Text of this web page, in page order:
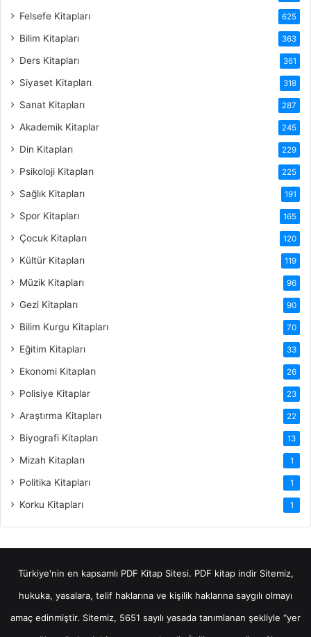
Felsefe Kitapları 625
Bilim Kitapları 363
Ders Kitapları 361
Siyaset Kitapları 318
Sanat Kitapları 287
Akademik Kitaplar 245
Din Kitapları 229
Psikoloji Kitapları 225
Sağlık Kitapları 191
Spor Kitapları 165
Çocuk Kitapları 120
Kültür Kitapları 119
Müzik Kitapları 96
Gezi Kitapları 90
Bilim Kurgu Kitapları 70
Eğitim Kitapları 33
Ekonomi Kitapları 26
Polisiye Kitaplar 23
Araştırma Kitapları 22
Biyografi Kitapları 13
Mizah Kitapları 1
Politika Kitapları 1
Korku Kitapları 1
Türkiye'nin en kapsamlı PDF Kitap Sitesi. PDF kitap indirSitemiz,
hukuka, yasalara, telif haklarına ve kişilik haklarına saygılı olmayı
amaç edinmiştir. Sitemiz, 5651 sayılı yasada tanımlanan şekliyle “yer